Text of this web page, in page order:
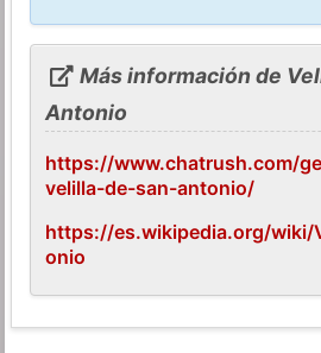
Más información de
Antonio
https://www.chatrush.com/
velilla-de-san-antonio/
https://es.wikipedia.org/wiki/
onio